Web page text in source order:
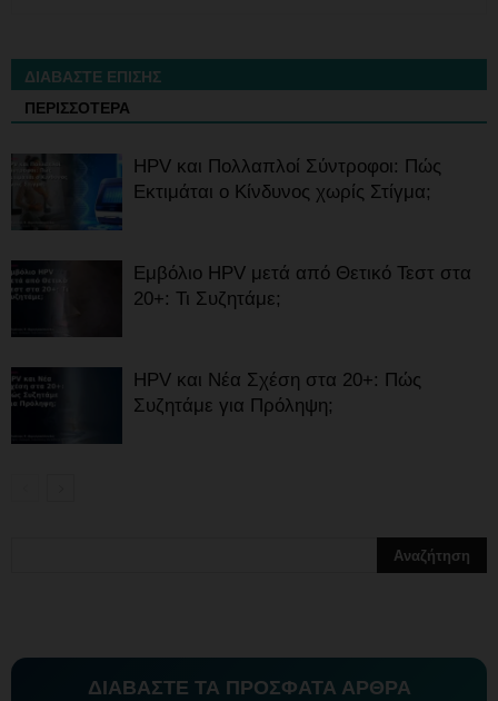
ΔΙΑΒΑΣΤΕ ΕΠΙΣΗΣ
ΠΕΡΙΣΣΟΤΕΡΑ
HPV και Πολλαπλοί Σύντροφοι: Πώς
Εκτιμάται ο Κίνδυνος χωρίς Στίγμα;
Εμβόλιο HPV μετά από Θετικό Τεστ στα
20+: Τι Συζητάμε;
HPV και Νέα Σχέση στα 20+: Πώς
Συζητάμε για Πρόληψη;
ΔΙΑΒΑΣΤΕ ΤΑ ΠΡΟΣΦΑΤΑ ΑΡΘΡΑ